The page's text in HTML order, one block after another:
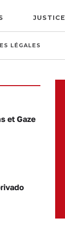
JUSTICE
LÉGALES
et Gaze